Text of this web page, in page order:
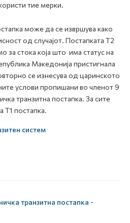
тие мерки.
може да се извршува како
од случајот. Постапката Т2
за стока која што има статус на
Македонија пристигнала
се изнесува од царинското
услови пропишани во членот 9
транзитна постапка. За сите
Т1 постапка.
систем
транзитна постапка -